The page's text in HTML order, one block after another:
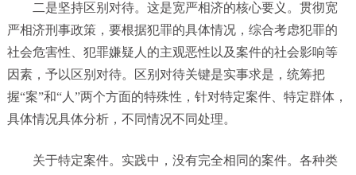
二是坚持区别对待。这是宽严相济的核心要义。贯彻宽
严相济刑事政策，要根据犯罪的具体情况，综合考虑犯罪的
社会危害性、犯罪嫌疑人的主观恶性以及案件的社会影响等
因素，予以区别对待。区别对待关键是实事求是，统筹把
握“案”和“人”两个方面的特殊性，针对特定案件、特定群体，
具体情况具体分析，不同情况不同处理。
关于特定案件。实践中，没有完全相同的案件。各种类